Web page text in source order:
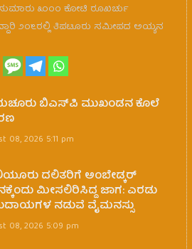
೩೦೦೦ ಕೋಟಿ ರೂಖರ್ಚು
೨೦೬ರಲ್ಲಿ ತಿಪಟೂರು ಸಮೀಪದ ಅಯ್ಯನ
ಬಿಎಸ್‌ಪಿ ಮುಖಂಡನ ಕೊಲೆ
08, 2026 5:11 pm
ದಲಿತರಿಗೆ ಅಂಬೇಡ್ಕರ್
ಮೀಸಲಿರಿಸಿದ್ದ ಜಾಗ: ಎರಡು
ನಡುವೆ ವೈಮನಸ್ಸು
08, 2026 5:09 pm